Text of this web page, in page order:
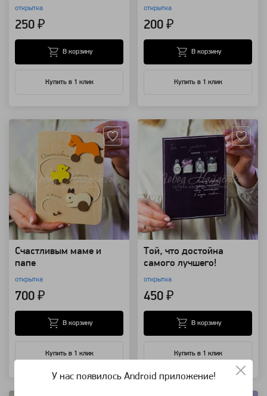
открытка
250 ₽
Купить в 1 клик
В корзину
открытка
200 ₽
Купить в 1 клик
В корзину
Счастливым маме и
папе
открытка
700 ₽
Купить в 1 клик
В корзину
Той, что достойна
самого лучшего!
открытка
450 ₽
Купить в 1 клик
В корзину
Артикул: 122396 Артикул: 122394
У нас появилось Android приложение!